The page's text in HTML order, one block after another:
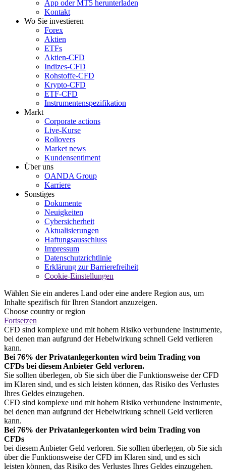
App oder MT5 herunterladen
Kontakt
Wo Sie investieren
Forex
Aktien
ETFs
Aktien-CFD
Indizes-CFD
Rohstoffe-CFD
Krypto-CFD
ETF-CFD
Instrumentenspezifikation
Markt
Corporate actions
Live-Kurse
Rollovers
Market news
Kundensentiment
Über uns
OANDA Group
Karriere
Sonstiges
Dokumente
Neuigkeiten
Cybersicherheit
Aktualisierungen
Haftungsausschluss
Impressum
Datenschutzrichtlinie
Erklärung zur Barrierefreiheit
Cookie-Einstellungen
Wählen Sie ein anderes Land oder eine andere Region aus, um
Inhalte spezifisch für Ihren Standort anzuzeigen.
Choose country or region
Fortsetzen
CFD sind komplexe und mit hohem Risiko verbundene Instrumente,
bei denen man aufgrund der Hebelwirkung schnell Geld verlieren
kann.
Bei 76% der Privatanlegerkonten wird beim Trading von
CFDs bei diesem Anbieter Geld verloren.
Sie sollten überlegen, ob Sie sich über die Funktionsweise der CFD
im Klaren sind, und es sich leisten können, das Risiko des Verlustes
Ihres Geldes einzugehen.
CFD sind komplexe und mit hohem Risiko verbundene Instrumente,
bei denen man aufgrund der Hebelwirkung schnell Geld verlieren
kann.
Bei 76% der Privatanlegerkonten wird beim Trading von
CFDs
bei diesem Anbieter Geld verloren. Sie sollten überlegen, ob Sie sich
über die Funktionsweise der CFD im Klaren sind, und es sich
leisten können, das Risiko des Verlustes Ihres Geldes einzugehen.